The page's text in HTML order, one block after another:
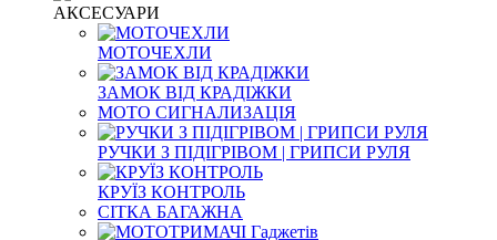
АКСЕСУАРИ
МОТОЧЕХЛИ
ЗАМОК ВІД КРАДІЖКИ
МОТО СИГНАЛИЗАЦІЯ
РУЧКИ З ПІДІГРІВОМ | ГРИПСИ РУЛЯ
КРУЇЗ КОНТРОЛЬ
СІТКА БАГАЖНА